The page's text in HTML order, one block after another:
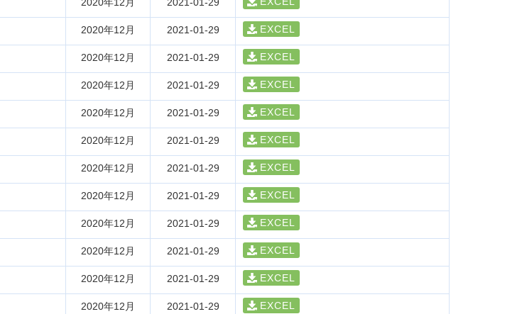
2020年12月 2021-01-29 EXCEL
2020年12月 2021-01-29 EXCEL
2020年12月 2021-01-29 EXCEL
2020年12月 2021-01-29 EXCEL
2020年12月 2021-01-29 EXCEL
2020年12月 2021-01-29 EXCEL
2020年12月 2021-01-29 EXCEL
2020年12月 2021-01-29 EXCEL
2020年12月 2021-01-29 EXCEL
2020年12月 2021-01-29 EXCEL
2020年12月 2021-01-29 EXCEL